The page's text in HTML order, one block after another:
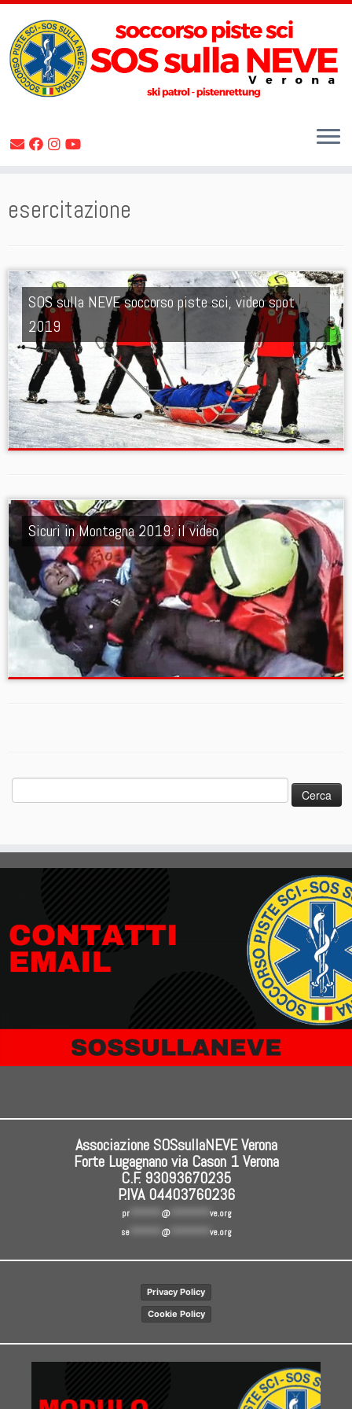
toesercitazione
SOS sulla NEVE soccorso piste sci, video spot
2019
Sicuri in Montagna 2019: il video
per:
Associazione SOSsullaNEVE Verona
Forte Lugagnano via Cason 1 Verona
C.F. 93093670235
P.IVA 04403760236
pr******** @********** ve.org
se
@ ve.org
Privacy Policy
Cookie Policy